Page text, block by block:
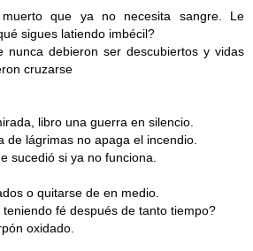
que ya no necesita sangre. Le
sigues latiendo imbécil?
nunca debieron ser descubiertos y vidas
cruzarse
libro una guerra en silencio.
de lágrimas no apaga el incendio.
sucedió si ya no funciona.
o quitarse de en medio.
fé después de tanto tiempo?
oxidado.